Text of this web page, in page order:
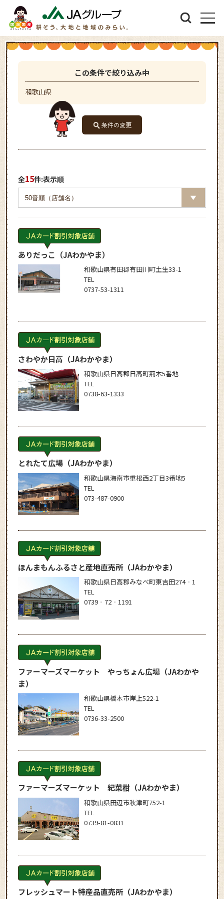
この条件で絞り込み中
和歌山県
条件の変更
全15件:表示順
ありだっこ （JAわかやま）
和歌山県有田郡有田川町土生33-1
TEL
0737-53-1311
さわやか日高 （JAわかやま）
和歌山県日高郡日高町荊木5番地
TEL
0738-63-1333
とれたて広場（JAわかやま）
和歌山県海南市重根西2丁目3番地5
TEL
073-487-0900
ほんまもんふるさと産地直売所（JAわかやま）
和歌山県日高郡みなべ町東吉田274‐1
TEL
0739‐72‐1191
ファーマーズマーケット やっちょん広場（JAわかや
ま）
和歌山県橋本市岸上522-1
TEL
0736-33-2500
ファーマーズマーケット 紀菜柑（JAわかやま）
和歌山県田辺市秋津町752-1
TEL
0739-81-0831
フレッシュマート特産品直売所（JAわかやま）